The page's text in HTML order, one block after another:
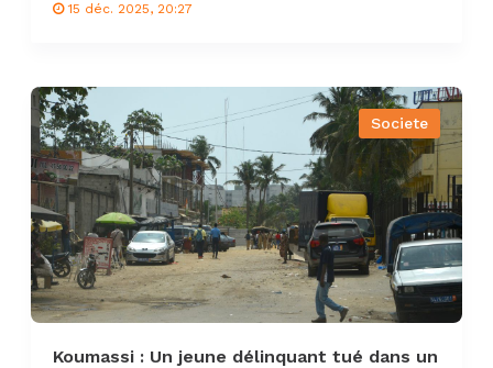
15 déc. 2025, 20:27
Societe
Koumassi : Un jeune délinquant tué dans un